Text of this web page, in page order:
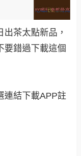
茶太點新品，
要錯過下載這個
連結下載APP註